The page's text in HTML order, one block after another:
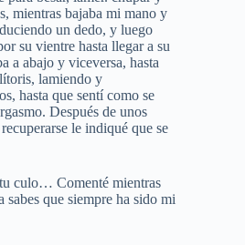
mientras bajaba mi mano y
un dedo, y luego
su vientre hasta llegar a su
a abajo y viceversa, hasta
lamiendo y
hasta que sentí como se
Después de unos
le indiqué que se
culo… Comenté mientras
que siempre ha sido mi